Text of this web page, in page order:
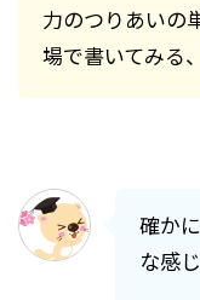
力のつりあいの
場で書いてみる
確か
な感